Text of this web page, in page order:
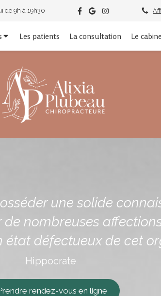
de 9h à 19h30
Les patients La consultation Le
une solide
nombreuses
état défectueux de cet
Hippocrate
rendez-vous en ligne